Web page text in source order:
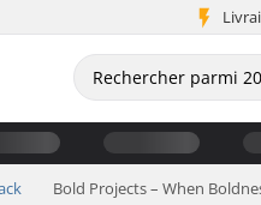
Bold Projects – When